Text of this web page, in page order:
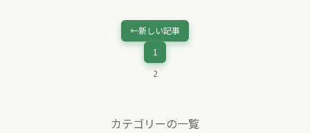
←新しい記事
1
2
カテゴリーの一覧